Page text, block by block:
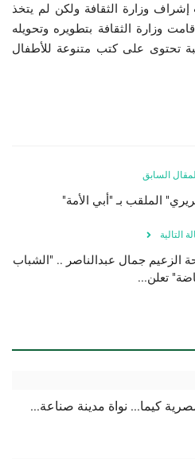
وزارة الثقافة ولكن لم يتخذ
فيه أي إجراء حتى عام 2016 قامت وزارة الثقافة بتطويره وتحويله
تحتوى على كتب متنوعة للأطفال
السابق
الملقب بـ "أبي الأمة"
التالية
الزعيم جمال عبدالناصر .. "الشباب
تعلن...
كيما... نواة مدينة صناعة...